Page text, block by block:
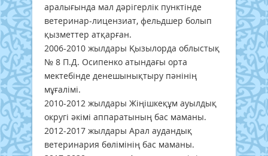
аралығында мал дәрігерлік пунктінде
ветеринар-лицензиат, фельдшер болып
қызметтер атқарған.
2006-2010 жылдары Қызылорда облыстық
№ 8 П.Д. Осипенко атындағы орта
мектебінде денешынықтыру пәнінің
мұғалімі.
2010-2012 жылдары Жіңішкеқұм ауылдық
округі әкімі аппаратының бас маманы.
2012-2017 жылдары Арал аудандық
ветеринария бөлімінің бас маманы.